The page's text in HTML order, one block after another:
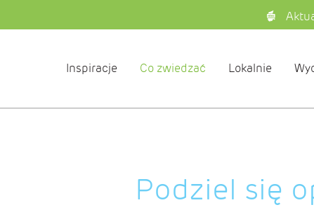
Inspiracje Co zwiedzać Lokalnie
Podziel się